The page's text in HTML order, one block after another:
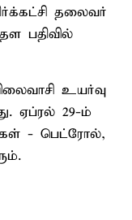
தலைவர்
பதிவில்
உயர்வு
ஏப்ரல் 29-ம்
- பெட்ரோல்,